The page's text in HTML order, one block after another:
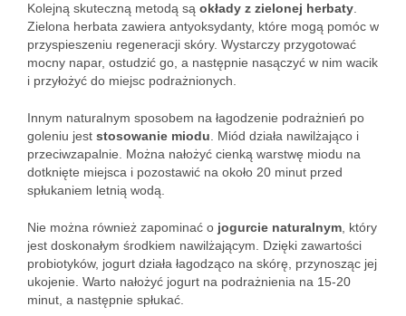
Kolejną skuteczną metodą są okłady z zielonej herbaty
Zielona herbata zawiera antyoksydanty, które mogą pomóc w
przyspieszeniu regeneracji skóry. Wystarczy przygotować
mocny napar, ostudzić go, a następnie nasączyć w nim wacik
i przyłożyć do miejsc podrażnionych.
Innym naturalnym sposobem na łagodzenie podrażnień po
goleniu jest stosowanie miodu . Miód działa nawilżająco i
przeciwzapalnie. Można nałożyć cienką warstwę miodu na
dotknięte miejsca i pozostawić na około 20 minut przed
spłukaniem letnią wodą.
Nie można również zapominać o jogurcie naturalnym , który
jest doskonałym środkiem nawilżającym. Dzięki zawartości
probiotyków, jogurt działa łagodząco na skórę, przynosząc jej
ukojenie. Warto nałożyć jogurt na podrażnienia na 15-20
minut, a następnie spłukać.